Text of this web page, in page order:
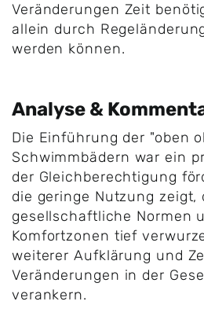
Veränderungen Zeit
allein durch
werden können.
Analyse &
Die Einführung der "oben
Schwimmbädern war ein
der Gleichberechtigung
die geringe Nutzung zeigt,
gesellschaftliche Normen
Komfortzonen tief
weiterer Aufklärung und
Veränderungen in der
verankern.